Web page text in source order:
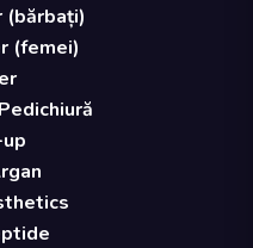
(bărbați)
(femei)